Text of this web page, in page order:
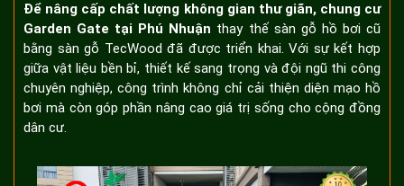
Để nâng cấp chất lượng không gian thư giãn, chung cư
Garden Gate tại Phú Nhuận thay thế sàn gỗ hồ bơi cũ
bằng sàn gỗ TecWood đã được triển khai. Với sự kết hợp
giữa vật liệu bền bỉ, thiết kế sang trọng và đội ngũ thi công
chuyên nghiệp, công trình không chỉ cải thiện diện mạo hồ
bơi mà còn góp phần nâng cao giá trị sống cho cộng đồng
dân cư.